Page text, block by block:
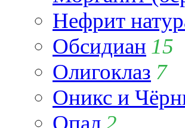
Нефрит
Обсидиан 15
Олигоклаз 7
Оникс и
Опал2